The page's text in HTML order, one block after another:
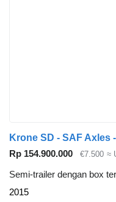
Rp 154.900.000 €7.500 ≈
Semi-trailer dengan box
2015